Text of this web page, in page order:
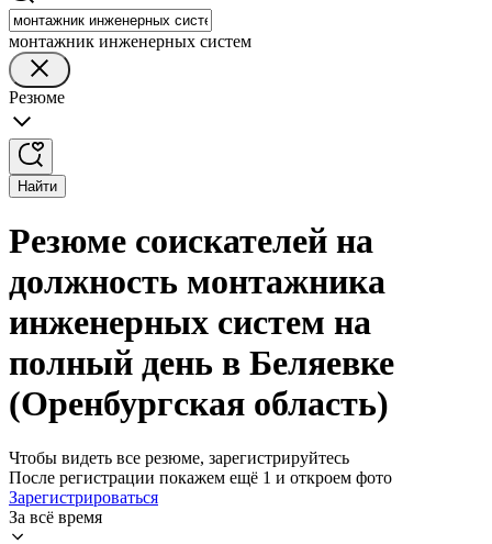
монтажник инженерных систем
Резюме
Найти
Резюме соискателей на
должность монтажника
инженерных систем на
полный день в Беляевке
(Оренбургская область)
Чтобы видеть все резюме, зарегистрируйтесь
После регистрации покажем ещё 1 и откроем фото
Зарегистрироваться
За всё время